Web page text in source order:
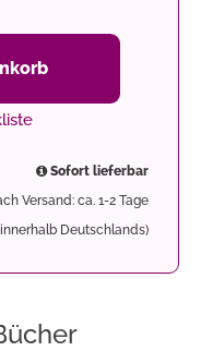
Sofort lieferbar
Versand: ca. 1-2 Tage
Deutschlands)